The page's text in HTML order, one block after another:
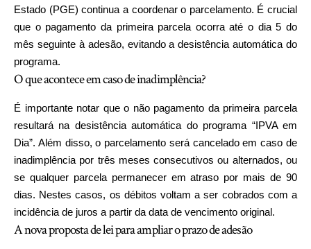
Estado (PGE) continua a coordenar o parcelamento. É crucial
que o pagamento da primeira parcela ocorra até o dia 5 do
mês seguinte à adesão, evitando a desistência automática do
programa.
O que acontece em caso de inadimplência?
É importante notar que o não pagamento da primeira parcela
resultará na desistência automática do programa “IPVA em
Dia”. Além disso, o parcelamento será cancelado em caso de
inadimplência por três meses consecutivos ou alternados, ou
se qualquer parcela permanecer em atraso por mais de 90
dias. Nestes casos, os débitos voltam a ser cobrados com a
incidência de juros a partir da data de vencimento original.
A nova proposta de lei para ampliar o prazo de adesão